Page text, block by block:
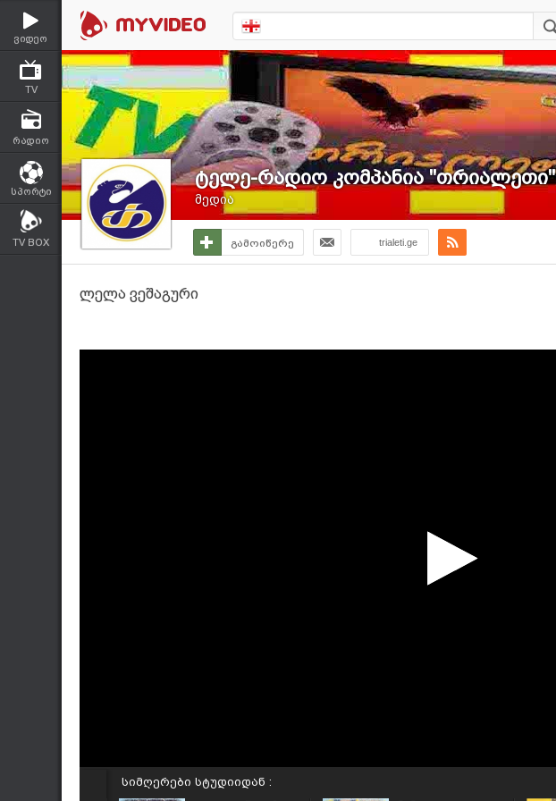
ვიდეო
TV
რადიო
სპორტი
TV BOX
ტელე-რადიო კომპანია ''თრიალეთი''
მედია
გამოიწერე trialeti.ge
ლელა ვეშაგური
სიმღერები სტუდიიდან :